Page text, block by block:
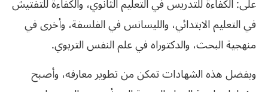
في التعليم الابتدائي، والليسانس في الفلسفة، وأخرى في
منهجية البحث، والدكتوراه في علم النفس التربوي.
وبفضل هذه الشهادات تمكن من تطوير معارفه، وأصبح